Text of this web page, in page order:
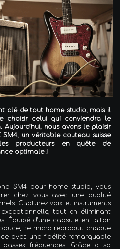
clé de tout home studio, mais il
choisir celui qui conviendra le
nous avons le plaisir
SM4, un véritable couteau suisse
producteurs en quête de
optimale !
SM4 pour home studio, vous
chez vous avec une qualité
Capturez voix et instruments
tout en éliminant
Équipé d'une capsule en laiton
ce micro reproduit chaque
avec une fidélité remarquable
fréquences. Grâce à sa